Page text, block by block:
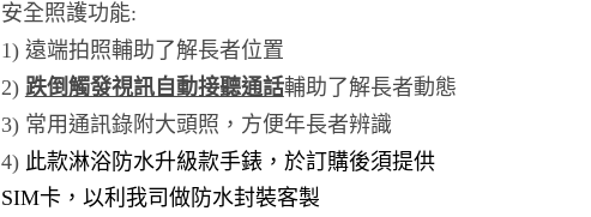
安全照護功能:
1) 遠端拍照輔助了解長者位置
2) 跌倒觸發視訊自動接聽通話輔助了解長者動態
3) 常用通訊錄附大頭照，方便年長者辨識
4) 此款淋浴防水升級款手錶，於訂購後須提供
SIM卡，以利我司做防水封裝客製